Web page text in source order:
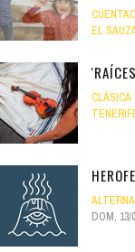
EL
CLÁSICA
DOM, 13/